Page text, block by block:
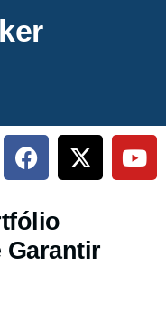
Garantir